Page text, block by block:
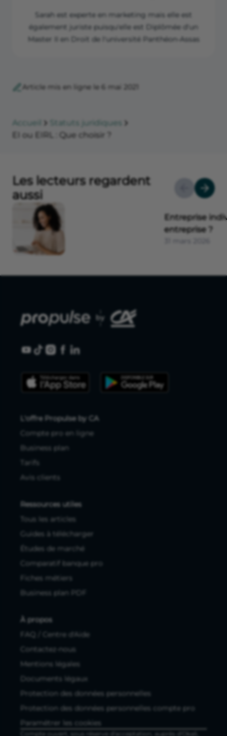
Sarah est experte en marketing mais elle est
également juriste puisqu'elle est Diplômée d'un
Master II en Droit de l'université Panthéon-Assas
Article mis en ligne le 6 mai 2021
Accueil
Statuts juridiques
EI ou EIRL : Que choisir ?
Les lecteurs regardent
aussi
Entreprise
entreprise ?
L'offre Propulse by CA
Compte pro en ligne
Business plan
Tarifs
Avis clients
Ressources utiles
Tous les articles
Guides à télécharger
Études de marché
Comparatif banque pro
Fiches métiers
Business plan PDF
À propos
FAQ / Centre d'Aide
Contactez-nous
Mentions légales
Documents légaux
Protection des données personnelles
Protection des données personnelles compte pro
Paramétrer les cookies
Compte ouvert, sous réserve d'acceptation, auprès d'Okali,